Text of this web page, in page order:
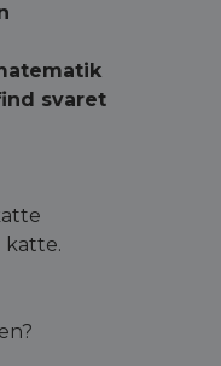
svaret
katte.